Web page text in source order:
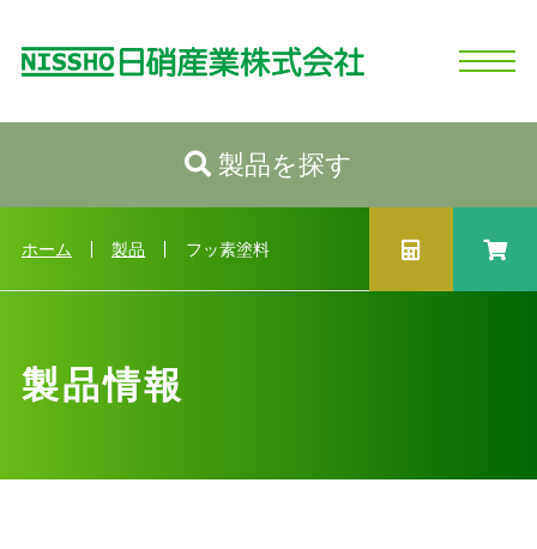
ホーム
日硝産業の強み
シリコーンとは
製品情報
製品情報トップへ カテゴリから探す
業種から探す
会社情報
お問い合わせ
ログイン
新規会員登録
製品を探す
ホーム 製品 フッ素塗料
製品情報